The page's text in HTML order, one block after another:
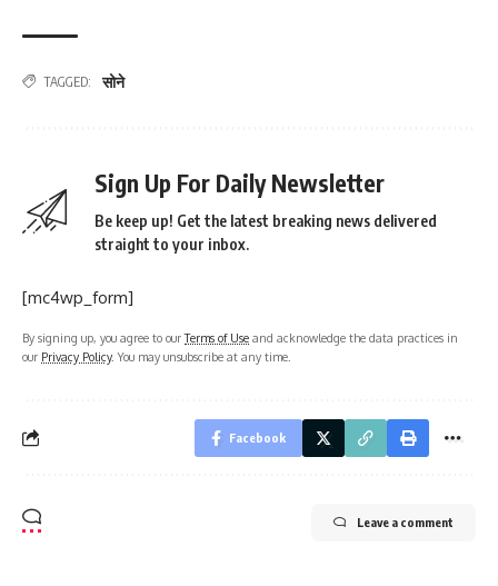
TAGGED: सोने
Sign Up For Daily Newsletter
Be keep up! Get the latest breaking news delivered
straight to your inbox.
[mc4wp_form]
By signing up, you agree to ourTerms of Use and acknowledge the data practices in
our Privacy Policy. You may unsubscribe at any time.
Facebook
Leave a comment